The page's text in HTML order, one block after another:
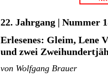
22. Jahrgang | Nummer
Erlesenes: Gleim, Lene
und zwei
von Wolfgang Brauer